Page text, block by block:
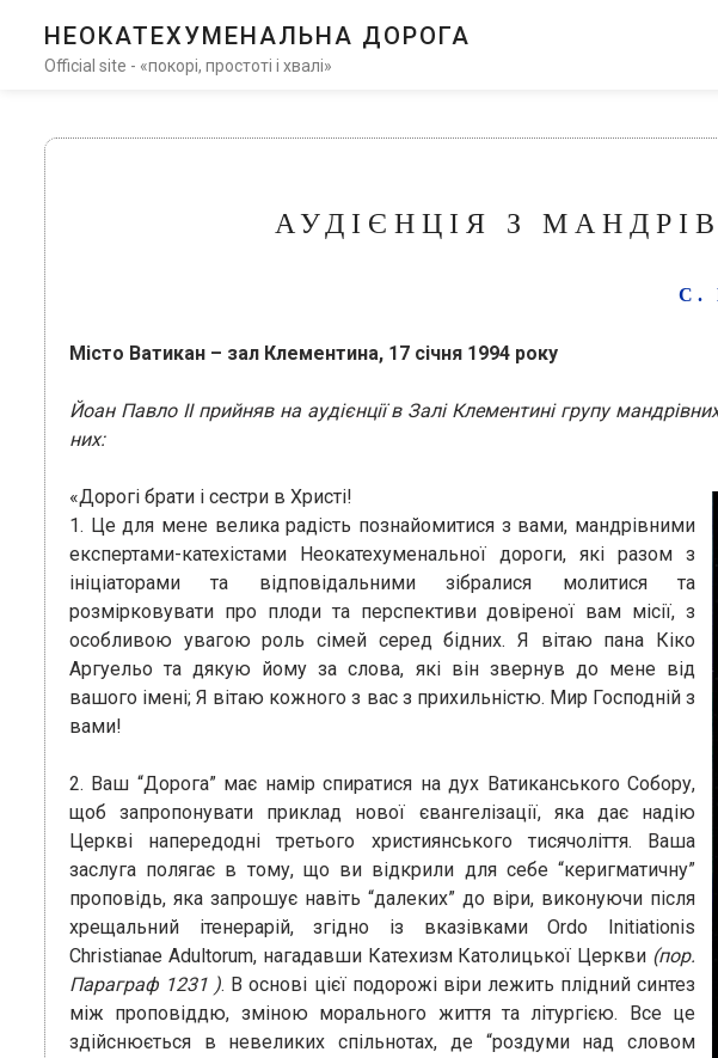
НЕОКАТЕХУМЕНАЛЬНА ДОРОГА
Official site - «покорі, простоті і хвалі»
АУДІЄНЦІЯ З
С.
Місто Ватикан – зал Клементина, 17 січня 1994 року
Йоан Павло II прийняв на аудієнції в Залі Клементині групу
них:
«Дорогі брати і сестри в Христі!
1. Це для мене велика радість познайомитися з вами, мандрівними
експертами-катехістами Неокатехуменальної дороги, які разом з
ініціаторами та відповідальними зібралися молитися та
розмірковувати про плоди та перспективи довіреної вам місії, з
особливою увагою роль сімей серед бідних. Я вітаю пана Кіко
Аргуельо та дякую йому за слова, які він звернув до мене від
вашого імені; Я вітаю кожного з вас з прихильністю. Мир Господній з
вами!
2. Ваш “Дорога” має намір спиратися на дух Ватиканського Собору,
щоб запропонувати приклад нової євангелізації, яка дає надію
Церкві напередодні третього християнського тисячоліття. Ваша
заслуга полягає в тому, що ви відкрили для себе “керигматичну”
проповідь, яка запрошує навіть “далеких” до віри, виконуючи після
хрещальний ітенерарій, згідно із вказівками Ordo Initiationis
Christianae Adultorum, нагадавши Катехизм Католицької Церкви (пор.
Параграф 1231 ). В основі цієї подорожі віри лежить плідний синтез
між проповіддю, зміною морального життя та літургією. Все це
здійснюється в невеликих спільнотах, де “роздуми над словом